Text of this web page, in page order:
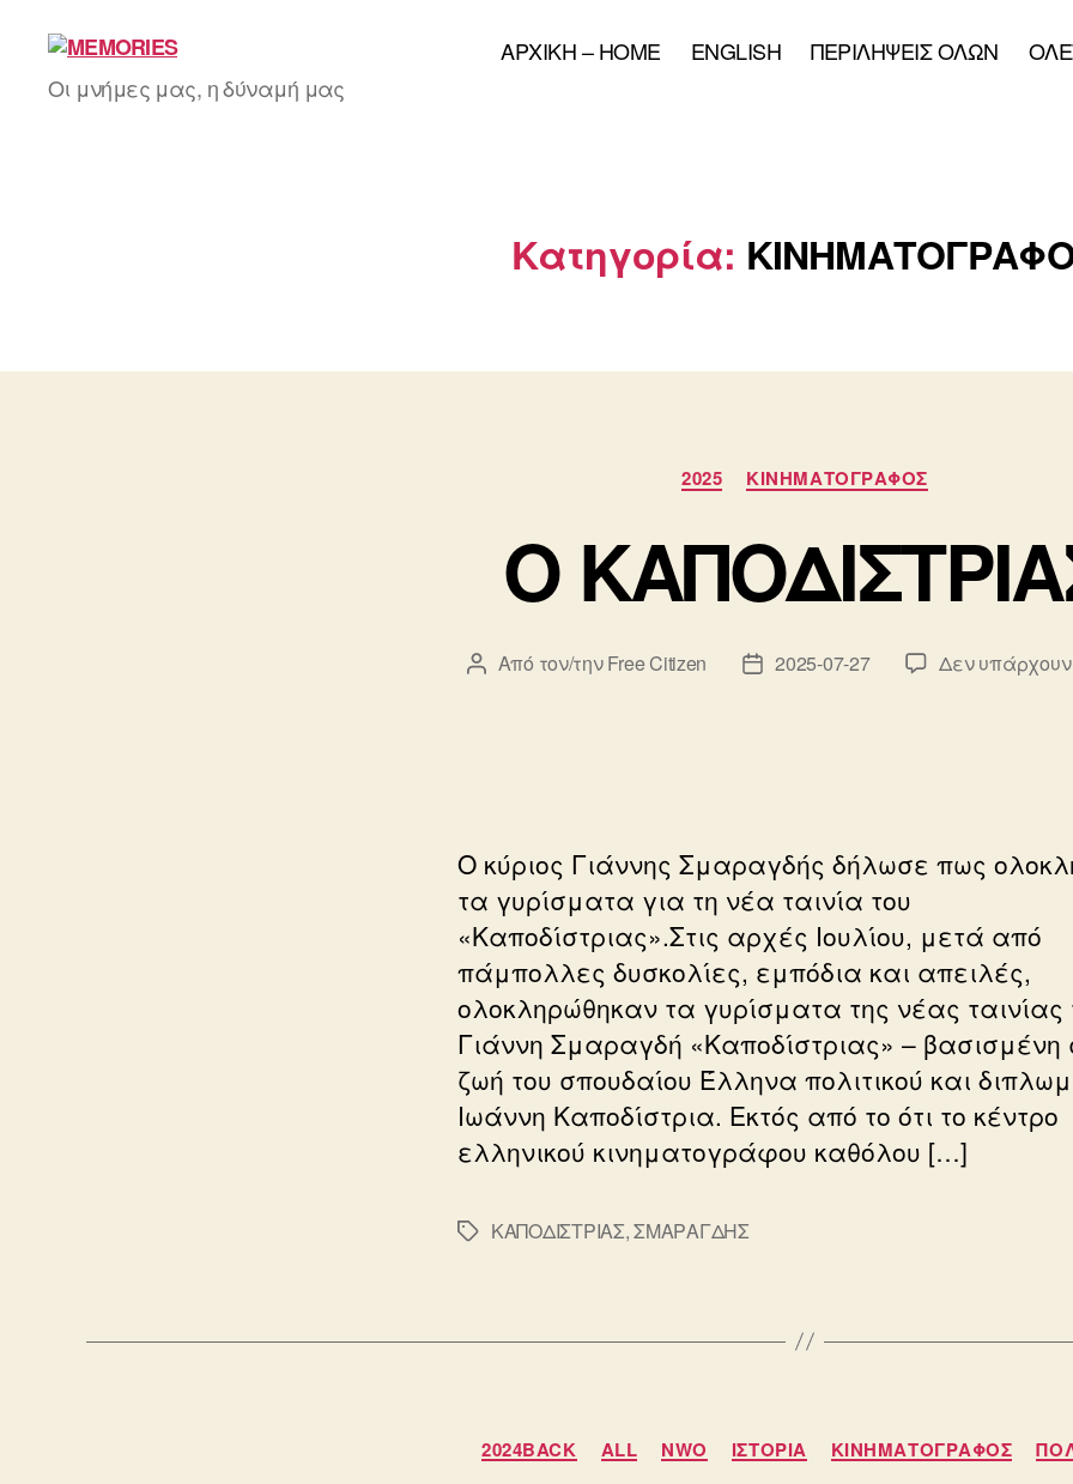
Οι μνήμες μας, η δύναμή μας
AΡXIKH – HOME ENGLISH ΠΕΡΙΛΗΨΕΙΣ ΟΛΩΝ
Κατηγορία:
Κατηγορίες
2025 ΚΙΝΗΜΑΤΟΓΡΑΦΟΣ
Ο
Συντάκτης
Από τον/τηνFree Citizen
Ημ.2025-07-27 Δεν
Ο κύριος Γιάννης Σμαραγδής δήλωσε πως
τα γυρίσματα για τη νέα ταινία του
«Καποδίστριας».Στις αρχές Ιουλίου, μετά από
πάμπολλες δυσκολίες, εμπόδια και απειλές,
ολοκληρώθηκαν τα γυρίσματα της νέας ταινίας
Γιάννη Σμαραγδή «Καποδίστριας» – βασισμένη
ζωή του σπουδαίου Έλληνα πολιτικού και
Ιωάννη Καποδίστρια. Εκτός από το ότι το κέντρο
ελληνικού κινηματογράφου καθόλου […]
Ετικέτες
ΚΑΠΟΔΙΣΤΡΙΑΣ,ΣΜΑΡΑΓΔΗΣ
Κατηγορίες
2024BACK ALL NWO ΙΣΤΟΡΙΑ ΚΙΝΗΜΑΤΟΓΡΑΦΟΣ